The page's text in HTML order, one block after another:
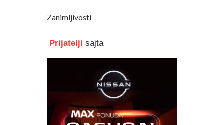
Zanimljivosti
Prijatelji sajta